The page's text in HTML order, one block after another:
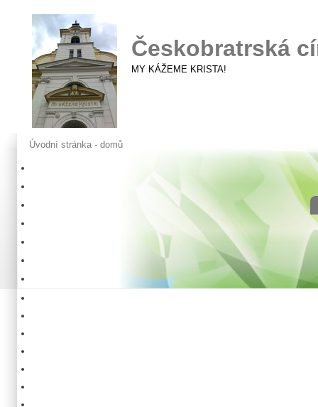
Českobratrská
MY KÁŽEME KRISTA!
Úvodní stránka - domů